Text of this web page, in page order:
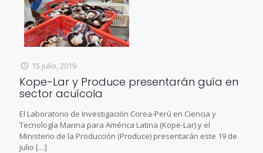
15 julio, 2019
Kope-Lar y Produce presentarán guía en
sector acuícola
El Laboratorio de Investigación Corea-Perú en Ciencia y
Tecnología Marina para América Latina (Kope-Lar) y el
Ministerio de la Producción (Produce) presentarán este 19 de
julio […]